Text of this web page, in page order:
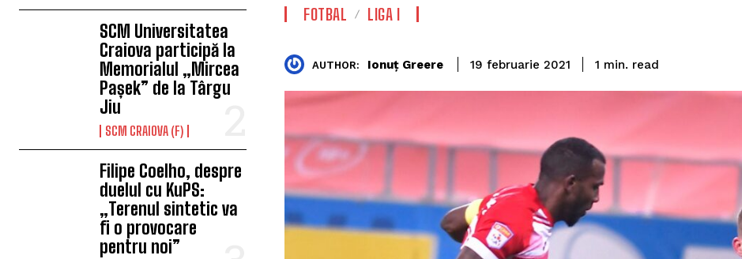
SCM Universitatea
Craiova participă la
Memorialul „Mircea
Pașek” de la Târgu
Jiu
SCM CRAIOVA (F)
Filipe Coelho, despre
duelul cu KuPS:
„Terenul sintetic va
fi o provocare
pentru noi”
FOTBAL LIGA I
AUTHOR: Ionuț Greere 19 februarie 2021 1 min. read